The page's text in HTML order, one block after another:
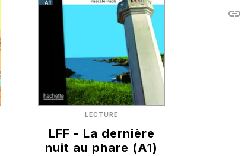
LECTURE
LFF - La dernière
nuit au phare (A1)
link